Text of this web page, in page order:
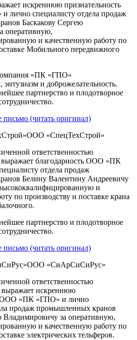
искреннюю признательность
специалисту отдела продаж
Баскакову Сергею
оперативную,
и качественную работу по
Мобильного передвижного
«ПК «ГПО»
и доброжелательность.
партнерство и плодотворное
письмо (читать оригинал)
ООО «СпецТехСтрой»
ответственностью
благодарность ООО «ПК
отдела продаж
Белину Валентину Андреевичу
и
по производству и поставке крана
партнерство и плодотворное
письмо (читать оригинал)
ООО «СиАрСиСиРус»
ответственностью
искреннюю
ООО «ПК «ГПО» и лично
продаж промышленных кранов
Владимировичу за оперативную,
и качественную работу по
электрических тельферов.